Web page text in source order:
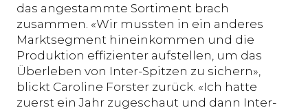
das angestammte Sortiment brach
zusammen. «Wir mussten in ein anderes
Marktsegment hineinkommen und die
Produktion effizienter aufstellen, um das
Überleben von Inter-Spitzen zu sichern»,
blickt Caroline Forster zurück. «Ich hatte
zuerst ein Jahr zugeschaut und dann Inter-